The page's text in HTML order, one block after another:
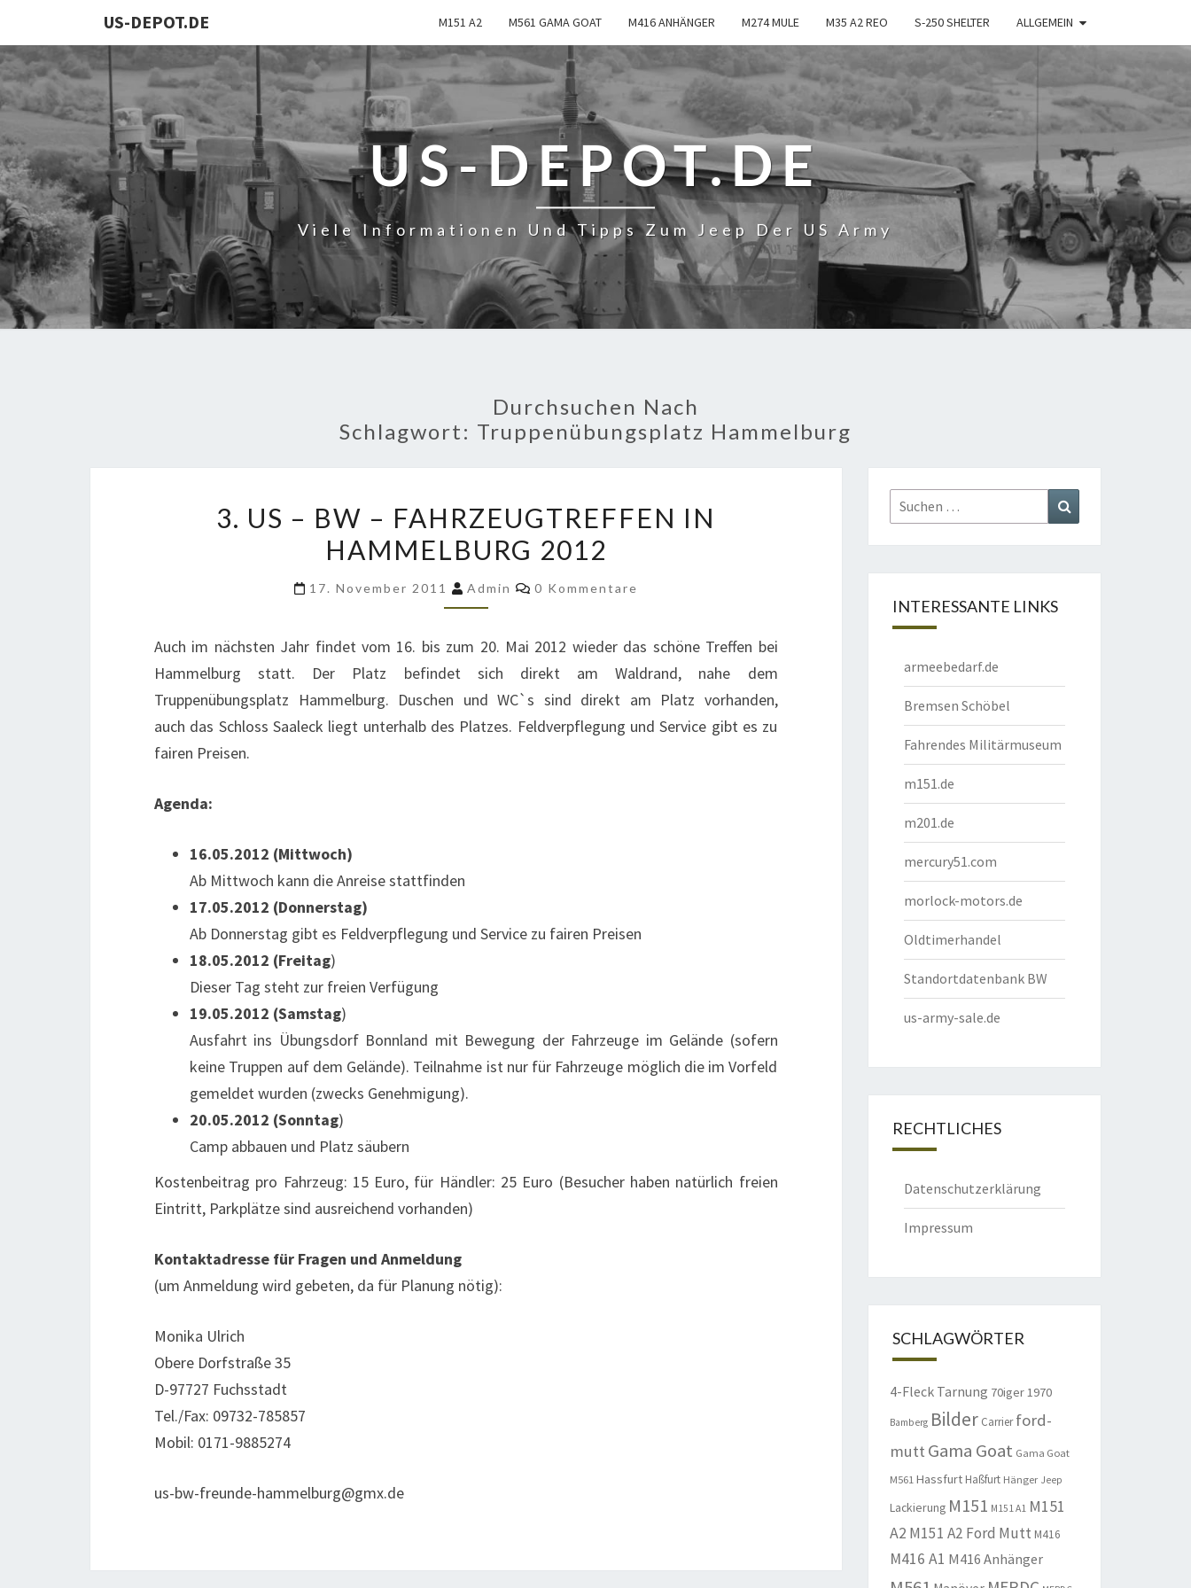
US-DEPOT.DE M151 A2 M561 GAMA GOAT M416 ANHÄNGER M274 MULE M35 A2 REO S-250 SHELTER ALLGEMEIN
US-DEPOT.DE
Viele Informationen Und Tipps Zum Jeep Der US Army
Durchsuchen Nach
Schlagwort: Truppenübungsplatz Hammelburg
US
–
–
IN
HAMMELBURG
2012
3. US – BW – FAHRZEUGTREFFEN IN
HAMMELBURG 2012
17. November 2011 Admin Kommentare
0 Kommentare
Auch im nächsten Jahr findet vom 16. bis zum 20. Mai 2012 wieder das schöne Treffen bei
Hammelburg statt. Der Platz befindet sich direkt am Waldrand, nahe dem
Truppenübungsplatz Hammelburg. Duschen und WC`s sind direkt am Platz vorhanden,
auch das Schloss Saaleck liegt unterhalb des Platzes. Feldverpflegung und Service gibt es zu
fairen Preisen.
Agenda:
16.05.2012 (Mittwoch)
Ab Mittwoch kann die Anreise stattfinden
17.05.2012 (Donnerstag)
Ab Donnerstag gibt es Feldverpflegung und Service zu fairen Preisen
18.05.2012 (Freitag)
Dieser Tag steht zur freien Verfügung
19.05.2012 (Samstag)
Ausfahrt ins Übungsdorf Bonnland mit Bewegung der Fahrzeuge im Gelände (sofern
keine Truppen auf dem Gelände). Teilnahme ist nur für Fahrzeuge möglich die im Vorfeld
gemeldet wurden (zwecks Genehmigung).
20.05.2012 (Sonntag)
Camp abbauen und Platz säubern
Kostenbeitrag pro Fahrzeug: 15 Euro, für Händler: 25 Euro (Besucher haben natürlich freien
Eintritt, Parkplätze sind ausreichend vorhanden)
Kontaktadresse für Fragen und Anmeldung
(um Anmeldung wird gebeten, da für Planung nötig):
Monika Ulrich
Obere Dorfstraße 35
D-97727 Fuchsstadt
Tel./Fax: 09732-785857
Mobil: 0171-9885274
us-bw-freunde-hammelburg@gmx.de
Suchen
nach:
INTERESSANTE LINKS
armeebedarf.de
Bremsen Schöbel
Fahrendes Militärmuseum
m151.de
m201.de
mercury51.com
morlock-motors.de
Oldtimerhandel
Standortdatenbank BW
us-army-sale.de
RECHTLICHES
Datenschutzerklärung
Impressum
SCHLAGWÖRTER
4-Fleck Tarnung 70iger1970
Bamberg Bilder Carrier ford-
mutt Gama Goat Gama Goat
M561 Hassfurt Haßfurt Hänger Jeep
Lackierung M151 M151 A1 M151
A2 M151 A2 Ford Mutt M416
M416 A1 M416 Anhänger